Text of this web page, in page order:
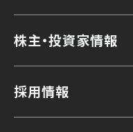
株主・投資家情報
採用情報